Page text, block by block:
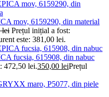
mov, 6159290, din material
lei Prețul inițial a fost:
este: 381,00 lei.
fucsia, 615908, din nabuc
472,50 lei.350,00 leiPrețul